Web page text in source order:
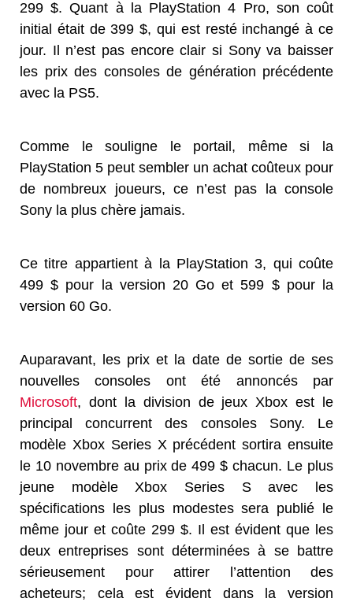
299 $. Quant à la PlayStation 4 Pro, son coût
initial était de 399 $, qui est resté inchangé à ce
jour. Il n’est pas encore clair si Sony va baisser
les prix des consoles de génération précédente
avec la PS5.
Comme le souligne le portail, même si la
PlayStation 5 peut sembler un achat coûteux pour
de nombreux joueurs, ce n’est pas la console
Sony la plus chère jamais.
Ce titre appartient à la PlayStation 3, qui coûte
499 $ pour la version 20 Go et 599 $ pour la
version 60 Go.
Auparavant, les prix et la date de sortie de ses
nouvelles consoles ont été annoncés par
Microsoft, dont la division de jeux Xbox est le
principal concurrent des consoles Sony. Le
modèle Xbox Series X précédent sortira ensuite
le 10 novembre au prix de 499 $ chacun. Le plus
jeune modèle Xbox Series S avec les
spécifications les plus modestes sera publié le
même jour et coûte 299 $. Il est évident que les
deux entreprises sont déterminées à se battre
sérieusement pour attirer l’attention des
acheteurs; cela est évident dans la version